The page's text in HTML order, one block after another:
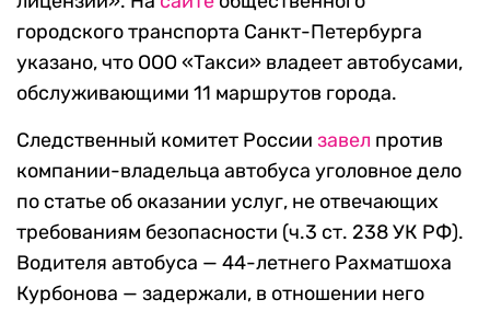
городского транспорта Санкт-Петербурга
указано, что ООО «Такси» владеет автобусами,
обслуживающими 11 маршрутов города.
Следственный комитет России завел против
компании-владельца автобуса уголовное дело
по статье об оказании услуг, не отвечающих
требованиям безопасности (ч.3 ст. 238 УК РФ).
Водителя автобуса — 44-летнего Рахматшоха
Курбонова — задержали, в отношении него